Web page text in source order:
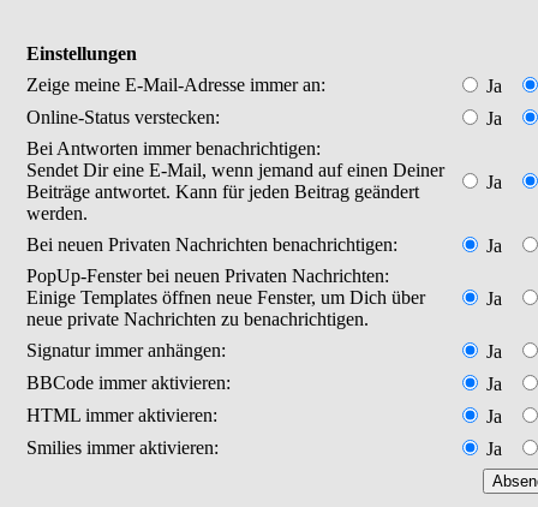
Einstellungen
Zeige meine E-Mail-Adresse immer an:
Ja
Online-Status verstecken:
Ja
Bei Antworten immer benachrichtigen:
Sendet Dir eine E-Mail, wenn jemand auf einen Deiner
Beiträge antwortet. Kann für jeden Beitrag geändert
werden.
Ja
Bei neuen Privaten Nachrichten benachrichtigen:
Ja
PopUp-Fenster bei neuen Privaten Nachrichten:
Einige Templates öffnen neue Fenster, um Dich über
neue private Nachrichten zu benachrichtigen.
Ja
Signatur immer anhängen:
Ja
BBCode immer aktivieren:
Ja
HTML immer aktivieren:
Ja
Smilies immer aktivieren:
Ja